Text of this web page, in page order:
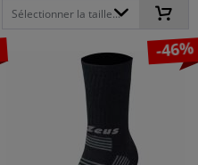
Sélectionner la taille...
-46%